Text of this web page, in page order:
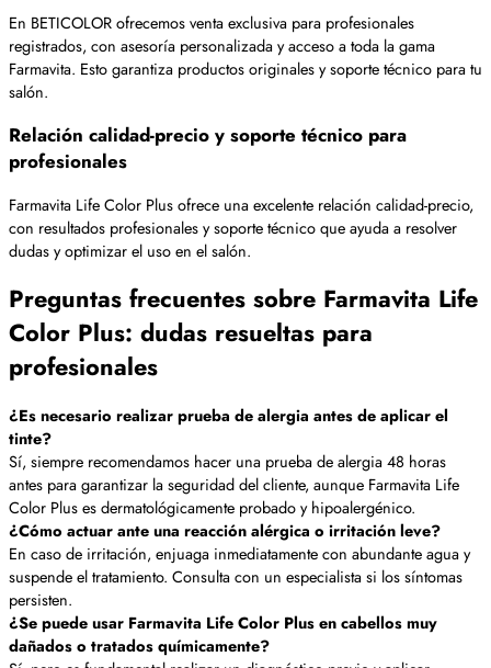
En BETICOLOR ofrecemos venta exclusiva para profesionales
registrados, con asesoría personalizada y acceso a toda la gama
Farmavita. Esto garantiza productos originales y soporte técnico para tu
salón.
Relación calidad-precio y soporte técnico para
profesionales
Farmavita Life Color Plus ofrece una excelente relación calidad-precio,
con resultados profesionales y soporte técnico que ayuda a resolver
dudas y optimizar el uso en el salón.
Preguntas frecuentes sobre Farmavita Life
Color Plus: dudas resueltas para
profesionales
¿Es necesario realizar prueba de alergia antes de aplicar el
tinte?
Sí, siempre recomendamos hacer una prueba de alergia 48 horas
antes para garantizar la seguridad del cliente, aunque Farmavita Life
Color Plus es dermatológicamente probado y hipoalergénico.
¿Cómo actuar ante una reacción alérgica o irritación leve?
En caso de irritación, enjuaga inmediatamente con abundante agua y
suspende el tratamiento. Consulta con un especialista si los síntomas
persisten.
¿Se puede usar Farmavita Life Color Plus en cabellos muy
dañados o tratados químicamente?